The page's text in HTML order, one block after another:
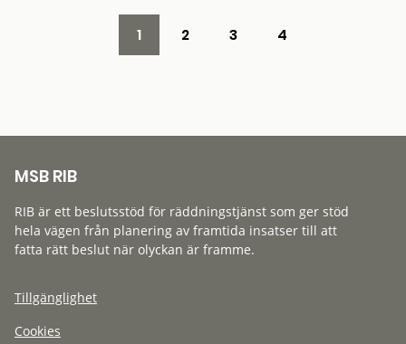
1 2 3 4
MSB RIB
RIB är ett beslutsstöd för räddningstjänst som ger stöd
hela vägen från planering av framtida insatser till att
fatta rätt beslut när olyckan är framme.
Tillgänglighet
Cookies